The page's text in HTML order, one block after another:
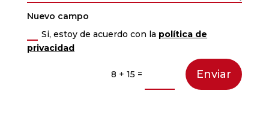
Nuevo campo
Si, estoy de acuerdo con la política de
privacidad
8 + 15 = Enviar